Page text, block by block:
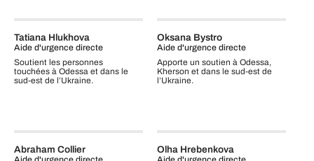
Tatiana Hlukhova
Aide d'urgence directe
Soutient les personnes
touchées à Odessa et dans le
sud‑est de l’Ukraine.
Oksana Bystro
Aide d'urgence directe
Apporte un soutien à Odessa,
Kherson et dans le sud‑est de
l’Ukraine.
Abraham Collier Olha Hrebenkova